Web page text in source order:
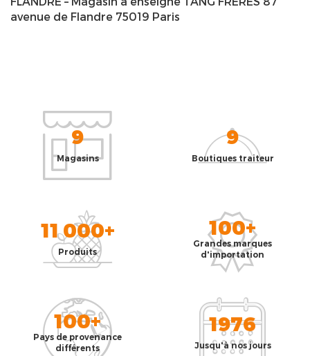
avenue de Flandre 75019 Paris
9
Magasins
9
Boutiques traiteur
11 000+
Produits
100+
Grandes marques
d'importation
100+
Pays de provenance
différents
1976
Jusqu'à nos jours